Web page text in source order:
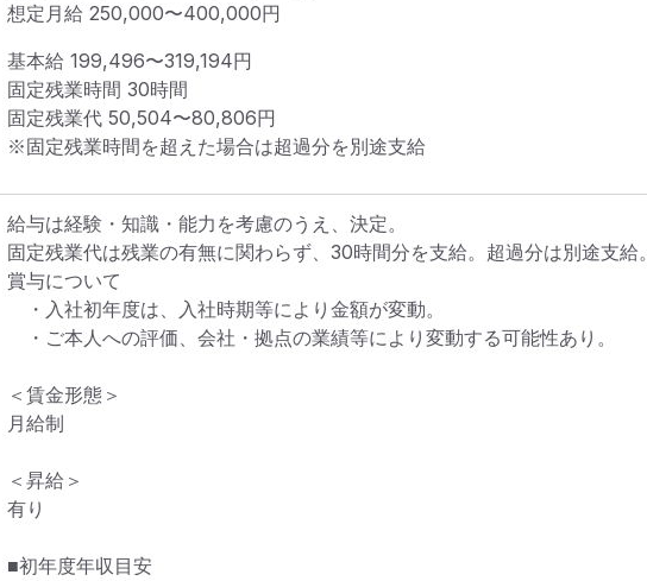
想定月給 250,000〜400,000円
基本給 199,496〜319,194円
固定残業時間 30時間
固定残業代 50,504〜80,806円
※固定残業時間を超えた場合は超過分を別途支給
給与は経験・知識・能力を考慮のうえ、決定。
固定残業代は残業の有無に関わらず、30時間分を支給。超過分は別途支給。
賞与について
・入社初年度は、入社時期等により金額が変動。
・ご本人への評価、会社・拠点の業績等により変動する可能性あり。
＜賃金形態＞
月給制
＜昇給＞
有り
■初年度年収目安